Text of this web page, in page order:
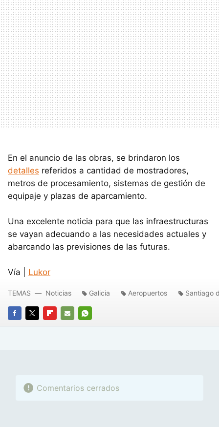
En el anuncio de las obras, se brindaron los
detalles referidos a cantidad de mostradores,
metros de procesamiento, sistemas de gestión de
equipaje y plazas de aparcamiento.
Una excelente noticia para que las infraestructuras
se vayan adecuando a las necesidades actuales y
abarcando las previsiones de las futuras.
Vía | Lukor
FACEBOOK
TWITTERFLIPBOARD
E-
WHATSAPP
TEMAS Noticias Galicia Aeropuertos Santiago
Comentarios cerrados